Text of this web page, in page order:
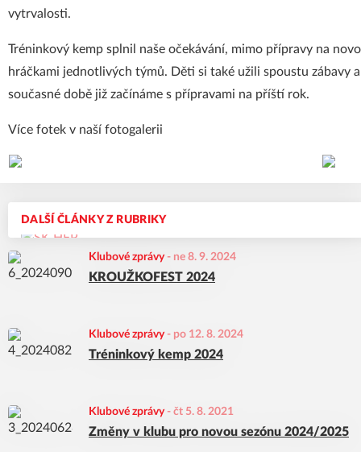
DALŠÍ ČLÁNKY Z RUBRIKY
Klubové zprávy - ne 8. 9. 2024
KROUŽKOFEST 2024
Klubové zprávy - po 12. 8. 2024
Tréninkový kemp 2024
Klubové zprávy - čt 5. 8. 2021
Změny v klubu pro novou sezónu 2024/2025
vytrvalosti.
Tréninkový kemp splnil naše očekávání, mimo přípravy na
hráčkami jednotlivých týmů. Děti si také užili spoustu zábavy
současné době již začínáme s přípravami na příští rok.
Více fotek v naší fotogalerii